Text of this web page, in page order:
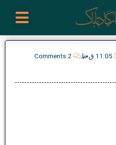
11:05 ق.ظ 2 Comments